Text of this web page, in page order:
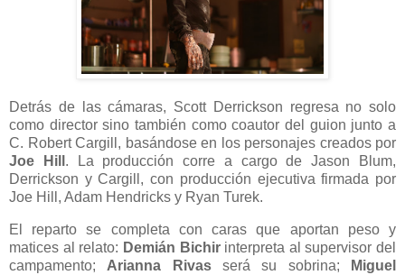
Detrás de las cámaras, Scott Derrickson regresa no solo
como director sino también como coautor del guion junto a
C. Robert Cargill, basándose en los personajes creados por
Joe Hill . La producción corre a cargo de Jason Blum,
Derrickson y Cargill, con producción ejecutiva firmada por
Joe Hill, Adam Hendricks y Ryan Turek.
El reparto se completa con caras que aportan peso y
matices al relato: Demián Bichirinterpreta al supervisor del
campamento; Arianna Rivasserá su sobrina;
Miguel